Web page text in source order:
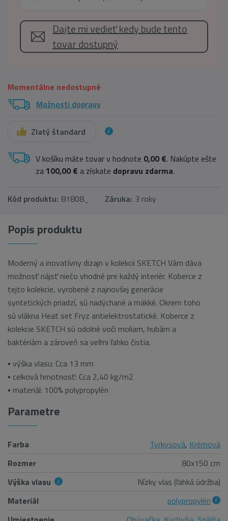
Dajte mi vedieť kedy bude tento
tovar dostupný
Momentálne nedostupné
Možnosti dopravy
Zlatý štandard
V košíku máte tovar v hodnote 0,00 €. Nakúpte ešte
za 100,00 € a získate dopravu zdarma.
Kód produktu: 81808_ Záruka: 3 roky
Popis produktu
Moderný a inovatívny dizajn v kolekcii SKETCH Vám dáva
možnosť nájsť niečo vhodné pre každý interiér. Koberce z
tejto kolekcie, vyrobené z najnovšej generácie
syntetických priadzí, sú nadýchané a mäkké. Okrem toho
sú vlákna Heat set Fryz antielektrostatické. Koberce z
kolekcie SKETCH sú odolné voči moliam, hubám a
baktériám a zároveň sa veľmi ľahko čistia.
▪ výška vlasu: Cca 13 mm
▪ celková hmotnosť: Cca 2,40 kg/m2
▪ materiál: 100% polypropylén
Parametre
Farba Tyrkysová, Krémová
Rozmer
80x150 cm
Výška vlasu
Nízky vlas (ľahká údržba)
Materiál
polypropylén